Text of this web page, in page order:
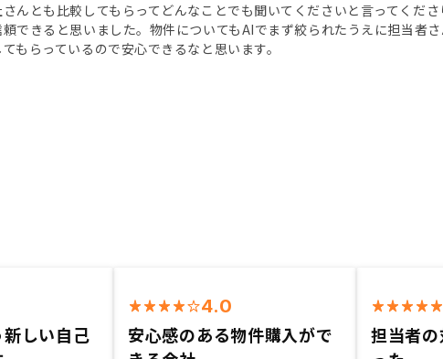
んとも比較してもらってどんなことでも聞いてくださいと言ってくだ
できると思いました。物件についてもAIでまず絞られたうえに担当者
もらっているので安心できるなと思います。
しい自己
4.0
安心感のある物件購入がで
担当者